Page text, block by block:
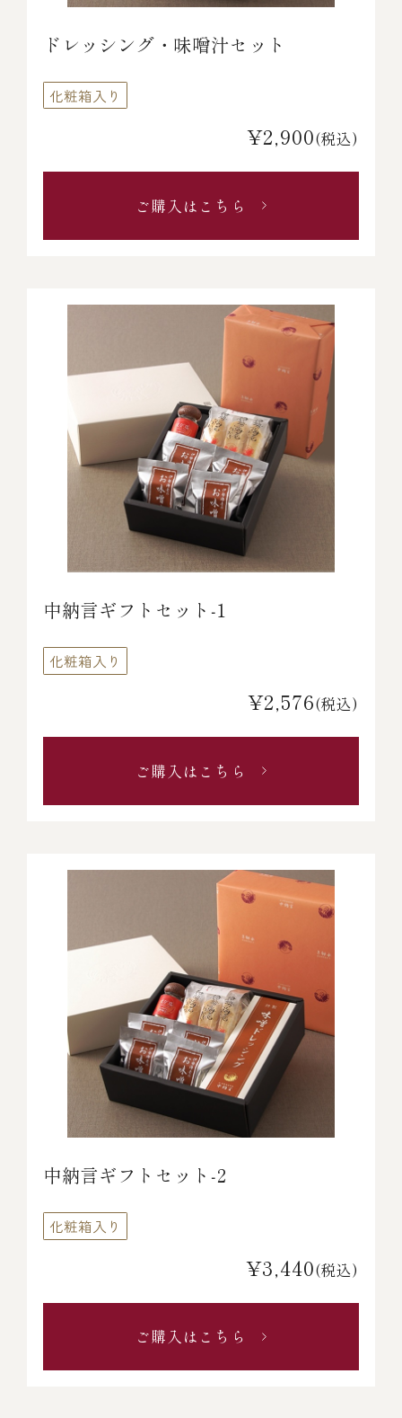
ドレッシング・味噌汁セット
化粧箱入り
¥2,900(税込)
ご購入はこちら
中納言ギフトセット‐1
化粧箱入り
¥2,576(税込)
ご購入はこちら
中納言ギフトセット‐2
化粧箱入り
¥3,440(税込)
ご購入はこちら